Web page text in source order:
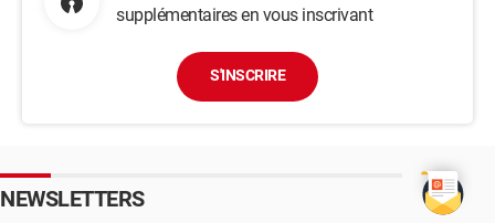
supplémentaires en vous inscrivant
S'INSCRIRE
NEWSLETTERS